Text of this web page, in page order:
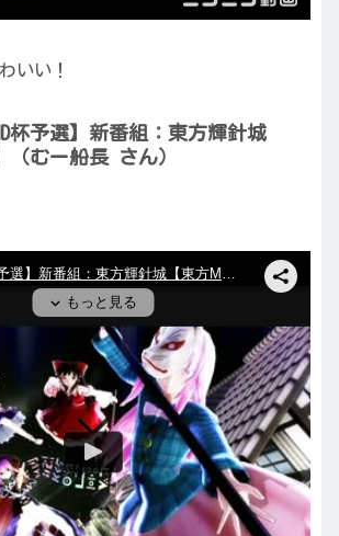
いい！
杯予選】新番組：東方輝針城
】（むー船長 さん）